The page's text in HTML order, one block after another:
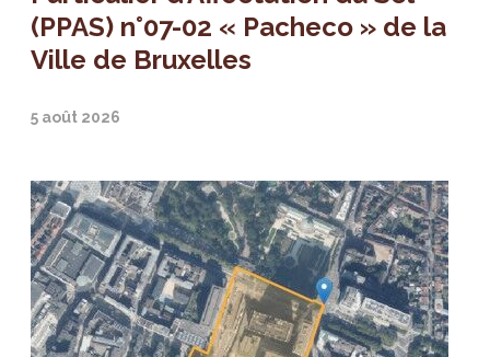
(PPAS) n°07-02 « Pacheco » de la
Ville de Bruxelles
5 août 2026